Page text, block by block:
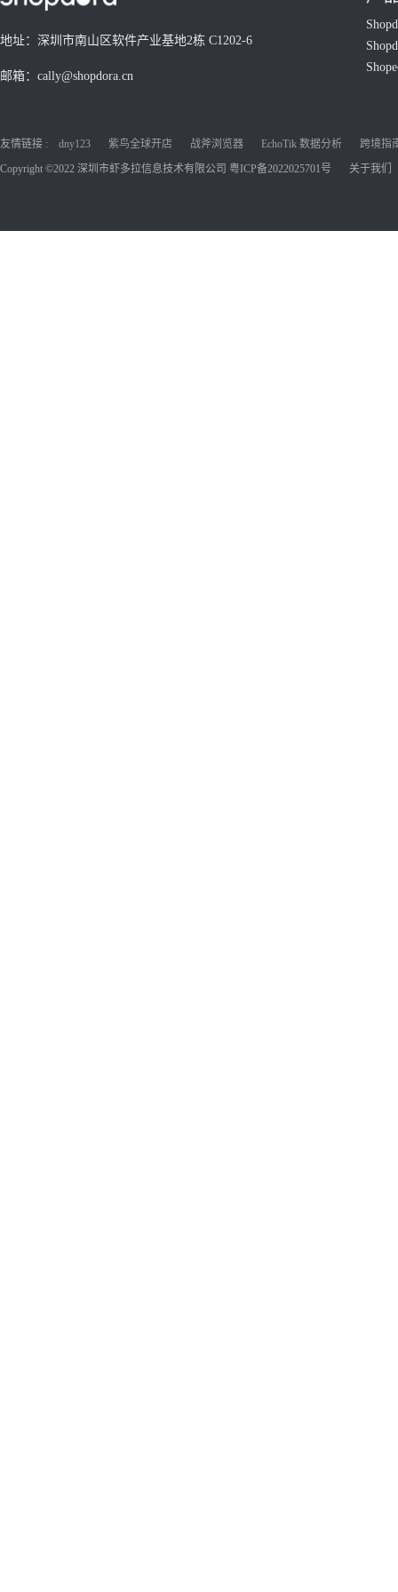
地址：深圳市南山区软件产业基地2栋 C1202-6
邮箱：cally@shopdora.cn
友情链接 : dny123 紫鸟全球开店 战斧浏览器 EchoTik 数据分析
跨境指
Copyright ©2022 深圳市虾多拉信息技术有限公司 粤ICP备2022025701号 关于我们